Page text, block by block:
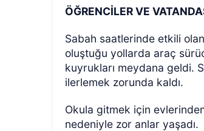
ÖĞRENCİLER VE
Sabah saatlerinde etkili
oluştuğu yollarda araç
kuyrukları meydana geldi.
ilerlemek zorunda kaldı.
Okula gitmek için
nedeniyle zor anlar yaşadı.